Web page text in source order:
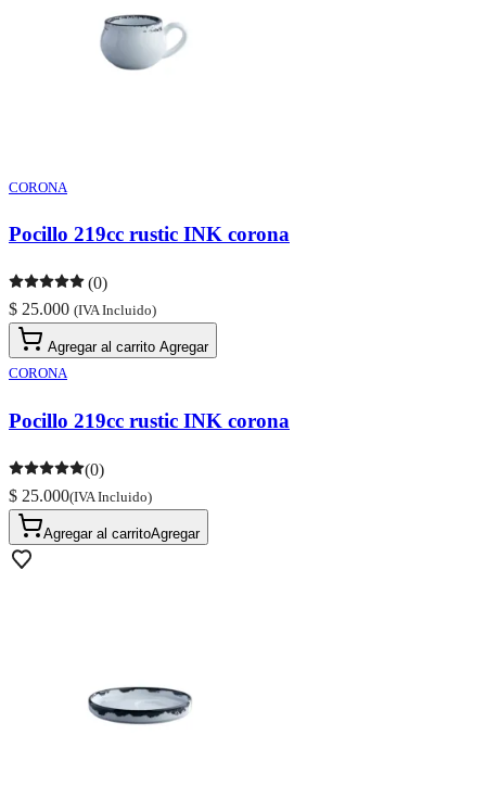
CORONA
Pocillo 219cc rustic INK corona
(0)
$ 25.000 (IVA Incluido)
Agregar al carrito Agregar
CORONA
Pocillo 219cc rustic INK corona
(0)
$ 25.000(IVA Incluido)
Agregar al carritoAgregar